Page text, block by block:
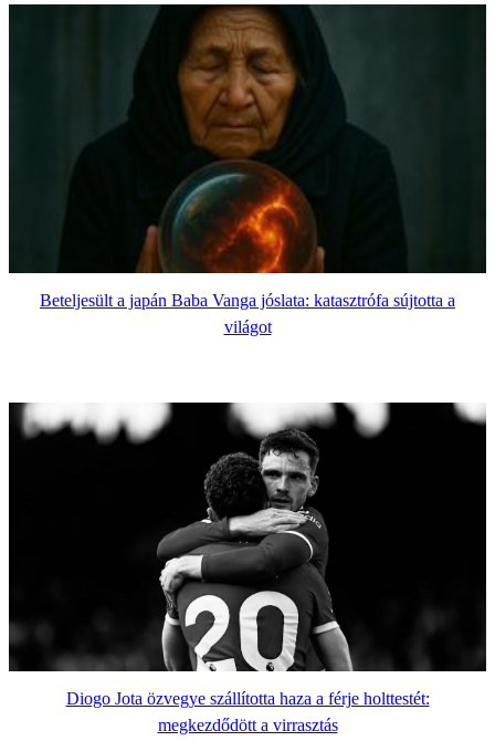
Beteljesült a japán Baba Vanga jóslata: katasztrófa sújtotta a
világot
Diogo Jota özvegye szállította haza a férje holttestét:
megkezdődött a virrasztás